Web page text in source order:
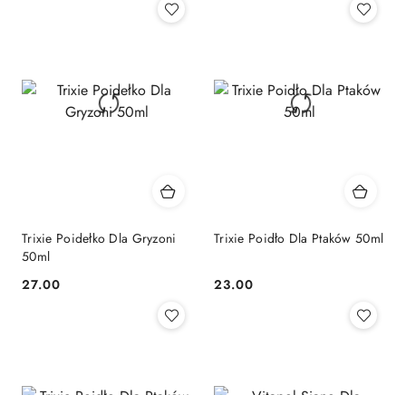
Trixie Poidełko Dla Gryzoni
50ml
Cena:
27.00
Trixie Poidło Dla Ptaków 50ml
Cena:
23.00